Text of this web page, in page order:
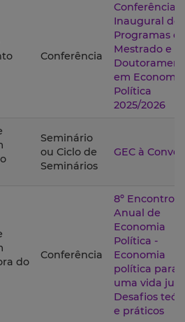
Conferência
Conferência
Inaugural dos
Programas
Mestrado e
em Economia
Política
2025/2026
Seminário
ou Ciclo de
Seminários
GEC à
do
Conferência
8º Encontro
Anual de
Economia
Política -
Economia
política para
uma vida
Desafios
e práticos